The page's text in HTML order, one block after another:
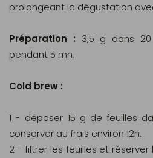
prolongeant la dégustation
Préparation : 3,5 g dans
pendant 5 mn.
Cold brew :
1 - déposer 15 g de feuilles
conserver au frais environ 12h,
2 - filtrer les feuilles et